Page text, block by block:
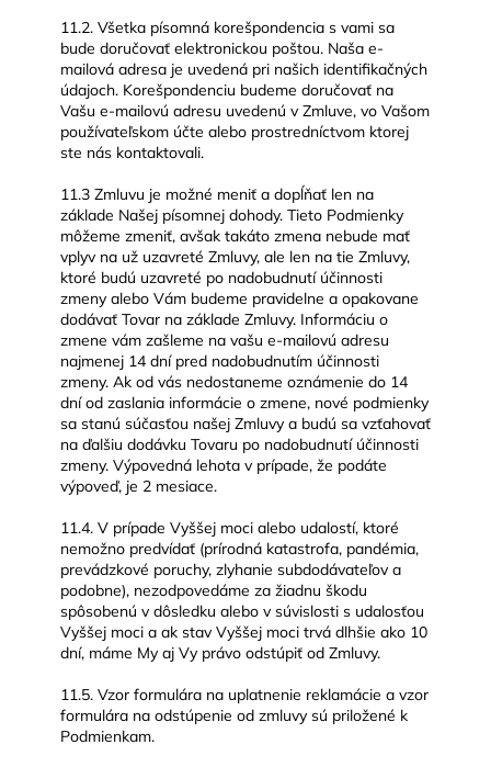
11.2. Všetka písomná korešpondencia s vami sa
bude doručovať elektronickou poštou. Naša e-
mailová adresa je uvedená pri našich identifikačných
údajoch. Korešpondenciu budeme doručovať na
Vašu e-mailovú adresu uvedenú v Zmluve, vo Vašom
používateľskom účte alebo prostredníctvom ktorej
ste nás kontaktovali.
11.3 Zmluvu je možné meniť a dopĺňať len na
základe Našej písomnej dohody. Tieto Podmienky
môžeme zmeniť, avšak takáto zmena nebude mať
vplyv na už uzavreté Zmluvy, ale len na tie Zmluvy,
ktoré budú uzavreté po nadobudnutí účinnosti
zmeny alebo Vám budeme pravidelne a opakovane
dodávať Tovar na základe Zmluvy. Informáciu o
zmene vám zašleme na vašu e-mailovú adresu
najmenej 14 dní pred nadobudnutím účinnosti
zmeny. Ak od vás nedostaneme oznámenie do 14
dní od zaslania informácie o zmene, nové podmienky
sa stanú súčasťou našej Zmluvy a budú sa vzťahovať
na ďalšiu dodávku Tovaru po nadobudnutí účinnosti
zmeny. Výpovedná lehota v prípade, že podáte
výpoveď, je 2 mesiace.
11.4. V prípade Vyššej moci alebo udalostí, ktoré
nemožno predvídať (prírodná katastrofa, pandémia,
prevádzkové poruchy, zlyhanie subdodávateľov a
podobne), nezodpovedáme za žiadnu škodu
spôsobenú v dôsledku alebo v súvislosti s udalosťou
Vyššej moci a ak stav Vyššej moci trvá dlhšie ako 10
dní, máme My aj Vy právo odstúpiť od Zmluvy.
11.5. Vzor formulára na uplatnenie reklamácie a vzor
formulára na odstúpenie od zmluvy sú priložené k
Podmienkam.